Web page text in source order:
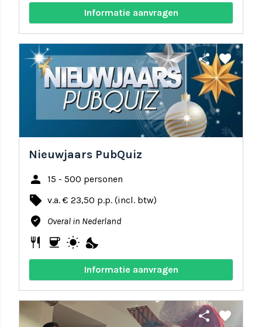
Informatie aanvragen
share favorite
Nieuwjaars PubQuiz
person 15 - 500 personen
local_offer v.a. € 23,50 p.p. (incl. btw)
where_to_vote Overal in Nederland
restaurant coffee wb_sunny nights_stay
Informatie aanvragen
share favorite